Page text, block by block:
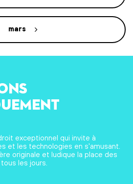
mars
exceptionnel qui invite à
et les technologies en s'amusant.
originale et ludique la place des
les jours.